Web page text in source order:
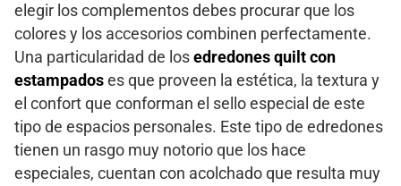
elegir los complementos debes procurar que los
colores y los accesorios combinen perfectamente.
Una particularidad de los edredones quilt con
estampados es que proveen la estética, la textura y
el confort que conforman el sello especial de este
tipo de espacios personales. Este tipo de edredones
tienen un rasgo muy notorio que los hace
especiales, cuentan con acolchado que resulta muy